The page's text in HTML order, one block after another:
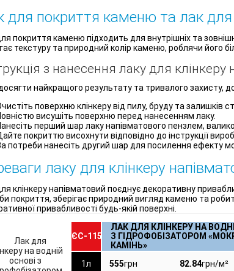
для покриття каменю та лак
покриття каменю підходить для внутрішніх та
текстуру та природний колір каменю, роблячи його
з нанесення лаку для клінкеру
найкращого результату та тривалого захисту,
поверхню клінкеру від пилу, бруду та залишків
висушіть поверхню перед нанесенням лаку.
перший шар лаку напівматового пензлем,
покриттю висохнути відповідно до інструкції
потреби нанесіть другий шар для посилення ефекту
лаку для клінкеру
клінкеру напівматовий поєднує декоративну
покриття, зберігає природний вигляд каменю та
привабливості будь-якій поверхні.
ЄС-115
ЛАК ДЛЯ КЛІНКЕРУ НА
З ГІДРОФОБІЗАТОРОМ
КАМІНЬ»
1л
555грн 82.84грн/м²